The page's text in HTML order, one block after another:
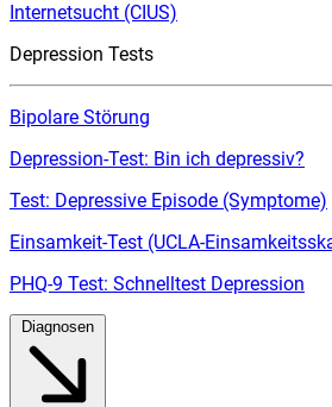
Internetsucht (CIUS)
Depression Tests
Bipolare Störung
Depression-Test: Bin ich depressiv?
Test: Depressive Episode (Symptome)
Einsamkeit-Test (UCLA-
PHQ-9 Test: Schnelltest Depression